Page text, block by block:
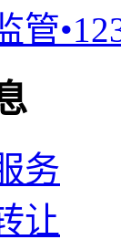
管
务
让